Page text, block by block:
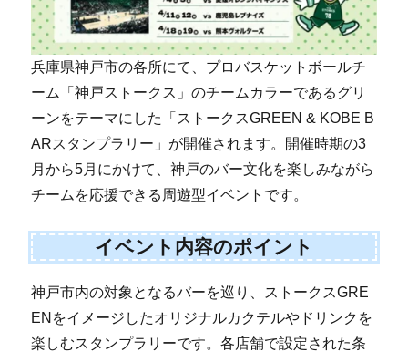
兵庫県神戸市の各所にて、プロバスケットボールチ
ーム「神戸ストークス」のチームカラーであるグリ
ーンをテーマにした「ストークスGREEN & KOBE B
ARスタンプラリー」が開催されます。開催時期の3
月から5月にかけて、神戸のバー文化を楽しみながら
チームを応援できる周遊型イベントです。
イベント内容のポイント
神戸市内の対象となるバーを巡り、ストークスGRE
ENをイメージしたオリジナルカクテルやドリンクを
楽しむスタンプラリーです。各店舗で設定された条